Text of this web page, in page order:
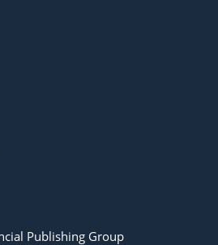
Publishing Group